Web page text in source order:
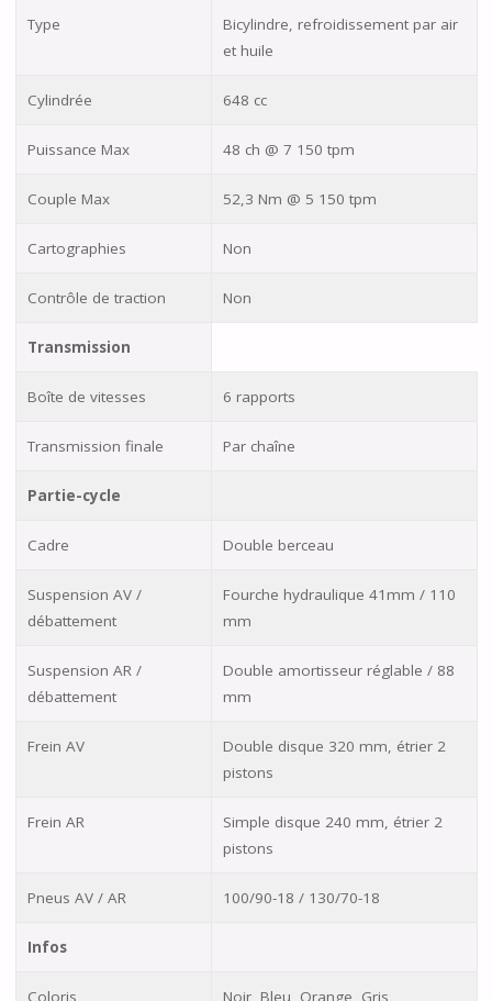
Type
Bicylindre, refroidissement par air
et huile
Cylindrée 648 cc
Puissance Max 48 ch @ 7 150 tpm
Couple Max 52,3 Nm @ 5 150 tpm
Cartographies Non
Contrôle de traction Non
Transmission
Boîte de vitesses 6 rapports
Transmission finale Par chaîne
Partie-cycle
Cadre Double berceau
Suspension AV /
débattement
Fourche hydraulique 41mm / 110
mm
Suspension AR /
débattement
Double amortisseur réglable / 88
mm
Frein AV
Double disque 320 mm, étrier 2
pistons
Frein AR
Simple disque 240 mm, étrier 2
pistons
Pneus AV / AR 100/90-18 / 130/70-18
Infos
Coloris Noir, Bleu, Orange, Gris